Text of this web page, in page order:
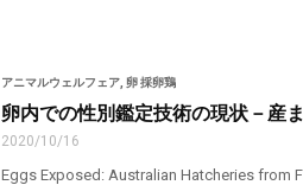
アニマルウェルフェア 卵 採卵鶏
卵内での性別鑑定技術の現状－産
2020/10/16
Eggs Exposed: Australian Hatcheries from